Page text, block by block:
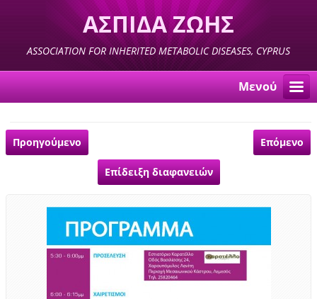
ΑΣΠΙΔΑ ΖΩΗΣ
ASSOCIATION FOR INHERITED METABOLIC DISEASES, CYPRUS
Μενού
Προηγούμενο Επόμενο
Επίδειξη διαφανειών